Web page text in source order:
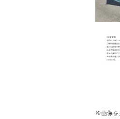
※画像を